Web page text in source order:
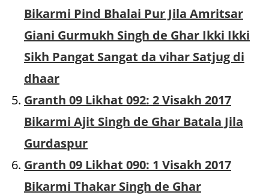
Bikarmi Pind Bhalai Pur Jila Amritsar
Giani Gurmukh Singh de Ghar Ikki Ikki
Sikh Pangat Sangat da vihar Satjug di
dhaar
Granth 09 Likhat 092: 2 Visakh 2017
Bikarmi Ajit Singh de Ghar Batala Jila
Gurdaspur
Granth 09 Likhat 090: 1 Visakh 2017
Bikarmi Thakar Singh de Ghar